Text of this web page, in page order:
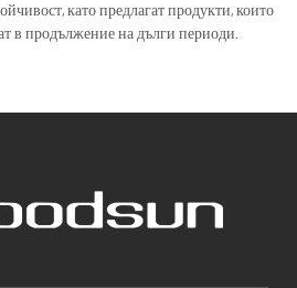
като предлагат продукти, които
в продължение на дълги периоди.